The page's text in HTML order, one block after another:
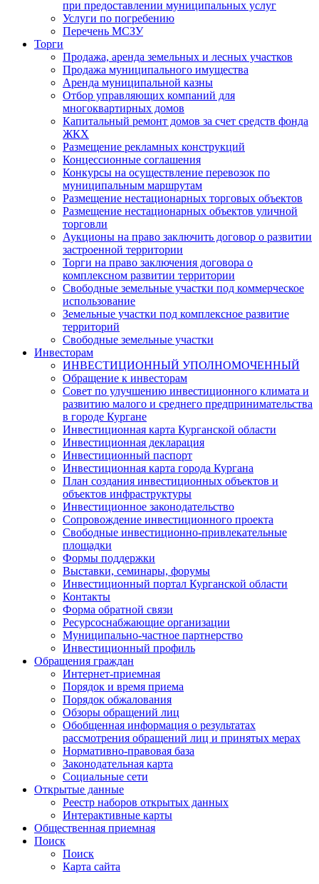
при предоставлении муниципальных услуг
Услуги по погребению
Перечень МСЗУ
Торги
Продажа, аренда земельных и лесных участков
Продажа муниципального имущества
Аренда муниципальной казны
Отбор управляющих компаний для
многоквартирных домов
Капитальный ремонт домов за счет средств фонда
ЖКХ
Размещение рекламных конструкций
Концессионные соглашения
Конкурсы на осуществление перевозок по
муниципальным маршрутам
Размещение нестационарных торговых объектов
Размещение нестационарных объектов уличной
торговли
Аукционы на право заключить договор о развитии
застроенной территории
Торги на право заключения договора о
комплексном развитии территории
Свободные земельные участки под коммерческое
использование
Земельные участки под комплексное развитие
территорий
Свободные земельные участки
Инвесторам
ИНВЕСТИЦИОННЫЙ УПОЛНОМОЧЕННЫЙ
Обращение к инвесторам
Совет по улучшению инвестиционного климата и
развитию малого и среднего предпринимательства
в городе Кургане
Инвестиционная карта Курганской области
Инвестиционная декларация
Инвестиционный паспорт
Инвестиционная карта города Кургана
План создания инвестиционных объектов и
объектов инфраструктуры
Инвестиционное законодательство
Сопровождение инвестиционного проекта
Свободные инвестиционно-привлекательные
площадки
Формы поддержки
Выставки, семинары, форумы
Инвестиционный портал Курганской области
Контакты
Форма обратной связи
Ресурсоснабжающие организации
Муниципально-частное партнерство
Инвестиционный профиль
Обращения граждан
Интернет-приемная
Порядок и время приема
Порядок обжалования
Обзоры обращений лиц
Обобщенная информация о результатах
рассмотрения обращений лиц и принятых мерах
Нормативно-правовая база
Законодательная карта
Социальные сети
Открытые данные
Реестр наборов открытых данных
Интерактивные карты
Общественная приемная
Поиск
Поиск
Карта сайта